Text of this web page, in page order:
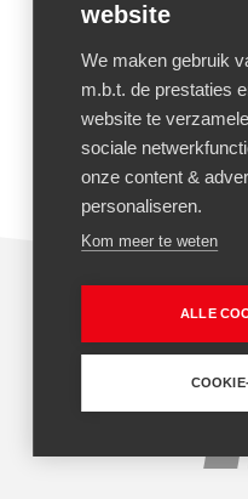
website
We maken gebruik
m.b.t. de prestaties
website te
sociale
onze content &
personaliseren.
Kom meer te weten
ALLE
Cookie